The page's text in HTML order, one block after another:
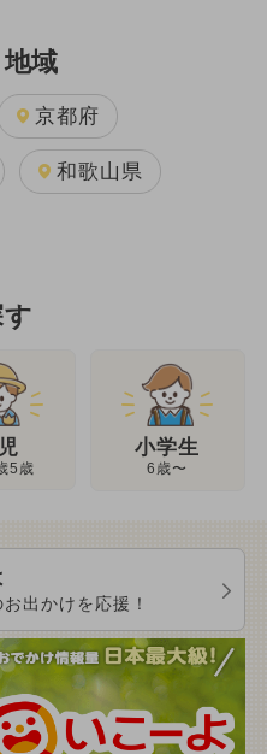
域
京都府
和歌山県
5歳
小学生
6歳〜
出かけを応援！